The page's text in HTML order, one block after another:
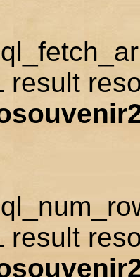
result
result